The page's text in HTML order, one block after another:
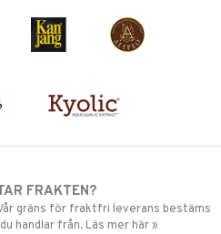
FRAKTEN?
gräns för fraktfri leverans bestäms
handlar från. Läs mer här »